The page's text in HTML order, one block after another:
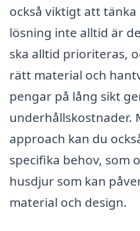
också viktigt att
lösning inte alltid är
ska alltid prioriteras,
rätt material och
pengar på lång sikt
underhållskostnader.
approach kan du
specifika behov, som
husdjur som kan
material och design.